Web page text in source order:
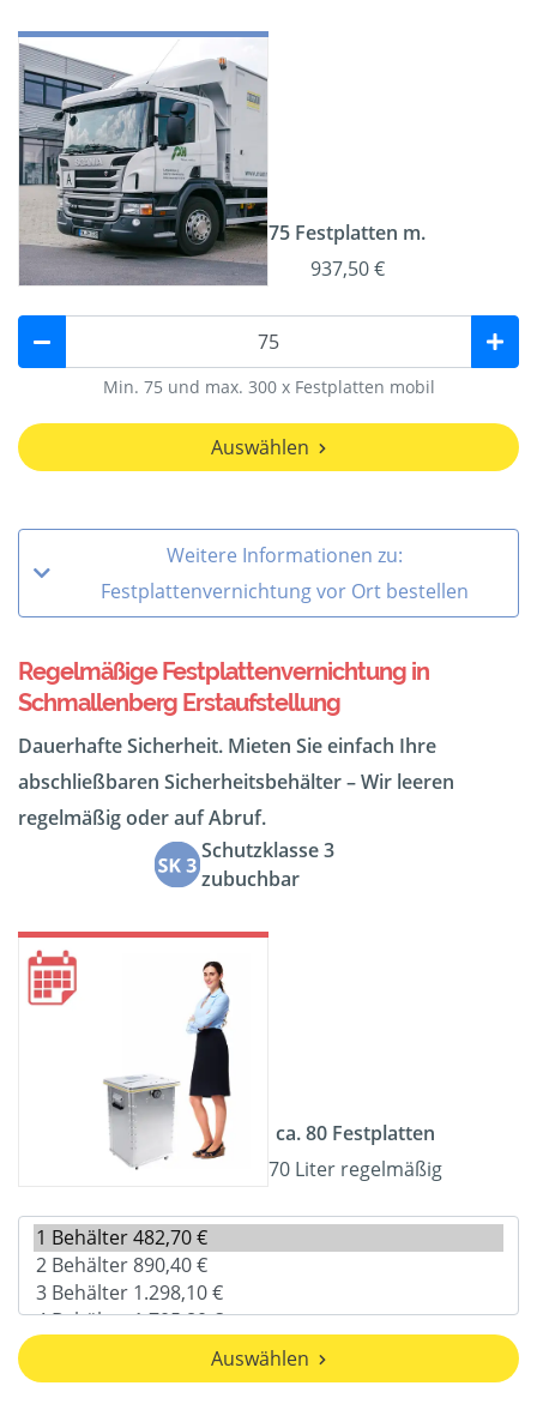
75 Festplatten m.
937,50 €
Min. 75 und max. 300 x Festplatten mobil
Auswählen
Weitere Informationen zu:
Festplattenvernichtung vor Ort bestellen
Regelmäßige Festplattenvernichtung in
Schmallenberg Erstaufstellung
Dauerhafte Sicherheit. Mieten Sie einfach Ihre
abschließbaren Sicherheitsbehälter – Wir leeren
regelmäßig oder auf Abruf.
Schutzklasse 3
zubuchbar
ca. 80 Festplatten
70 Liter regelmäßig
Auswählen